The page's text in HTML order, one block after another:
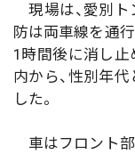
現場は、愛別ト
防は両車線を通
1時間後に消し止
内から、性別年
した。
車はフロント部